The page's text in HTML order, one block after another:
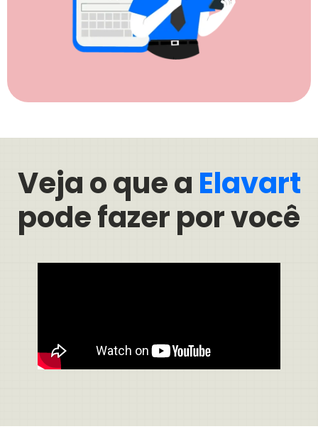
Veja o que a Elavart
pode fazer por você